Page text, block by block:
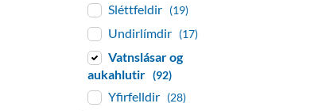
Sléttfeldir (19)
Undirlímdir (17)
Vatnslásar og
aukahlutir (92)
Yfirfelldir (28)